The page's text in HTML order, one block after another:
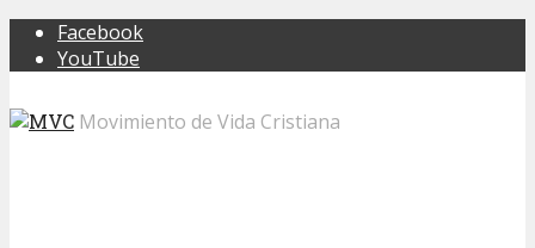
Facebook
YouTube
Movimiento de Vida Cristiana